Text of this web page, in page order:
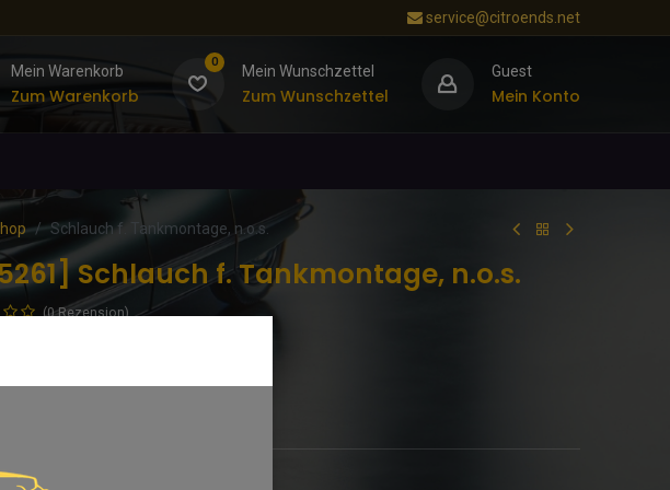
service@citroends.net
Mein Warenkorb
Zum Warenkorb
0
Mein Wunschzettel
Zum Wunschzettel
Guest
Mein Konto
Schlauch f. Tankmontage, n.o.s.
Schlauch f. Tankmontage, n.o.s.
(0 Rezension)
auf Lager.